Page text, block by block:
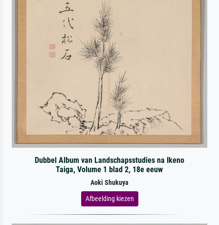
Dubbel Album van Landschapsstudies na Ikeno
Taiga, Volume 1 blad 2, 18e eeuw
Aoki Shukuya
Afbeelding kiezen